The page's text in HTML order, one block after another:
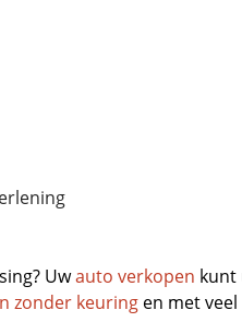
Uwauto verkopen kunt
zonder keuring en met